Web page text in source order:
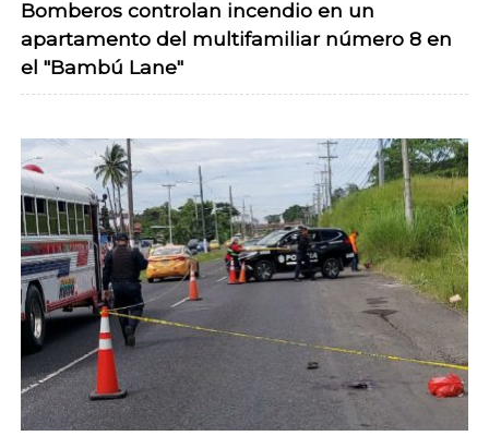
Bomberos controlan incendio en un
apartamento del multifamiliar número 8 en
el "Bambú Lane"